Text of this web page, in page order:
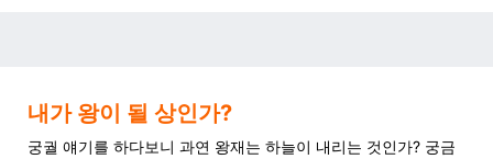
내가 왕이 될 상인가?
궁궐 얘기를 하다보니 과연 왕재는 하늘이 내리는 것인가? 궁금